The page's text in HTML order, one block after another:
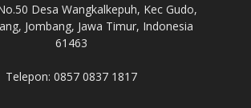
Desa Wangkalkepuh, Kec Gudo,
Jombang, Jawa Timur, Indonesia
61463
Telepon: 0857 0837 1817